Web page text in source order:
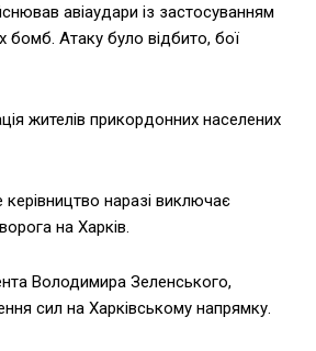
авіаудари із застосуванням
бомб. Атаку було відбито, бої
жителів прикордонних населених
керівництво наразі виключає
на Харків.
Володимира Зеленського,
сил на Харківському напрямку.